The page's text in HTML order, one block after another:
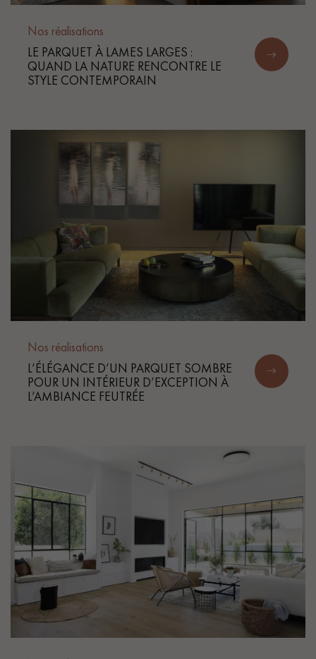
pas dans le choix et la pose de votre parquet.
Un expert Décoplus Parquets vous appelle
Demandez un rendez-vous personnalisé
Nos réalisations
LE PARQUET À LAMES LARGES :
QUAND LA NATURE RENCONTRE LE
STYLE CONTEMPORAIN
Nos réalisations
L’ÉLÉGANCE D’UN PARQUET SOMBRE
POUR UN INTÉRIEUR D’EXCEPTION À
L’AMBIANCE FEUTRÉE